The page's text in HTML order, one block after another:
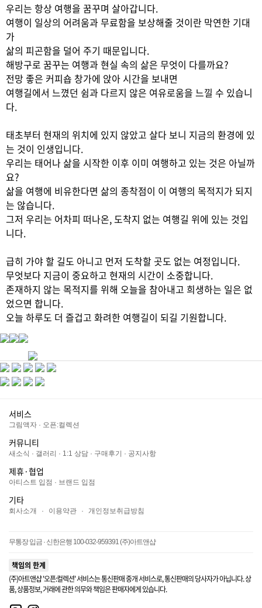
우리는 항상 여행을 꿈꾸며 살아갑니다.
여행이 일상의 어려움과 무료함을 보상해줄 것이란 막연한 기대
가
삶의 피곤함을 덜어 주기 때문입니다.
해방구로 꿈꾸는 여행과 현실 속의 삶은 무엇이 다를까요?
전망 좋은 커피숍 창가에 앉아 시간을 보내면
여행길에서 느꼈던 쉼과 다르지 않은 여유로움을 느낄 수 있습니
다.
태초부터 현재의 위치에 있지 않았고 살다 보니 지금의 환경에 있
는 것이 인생입니다.
우리는 태어나 삶을 시작한 이후 이미 여행하고 있는 것은 아닐까
요?
삶을 여행에 비유한다면 삶의 종착점이 이 여행의 목적지가 되지
는 않습니다.
그저 우리는 어차피 떠나온, 도착지 없는 여행길 위에 있는 것입
니다.
급히 가야 할 길도 아니고 먼저 도착할 곳도 없는 여정입니다.
무엇보다 지금이 중요하고 현재의 시간이 소중합니다.
존재하지 않는 목적지를 위해 오늘을 참아내고 희생하는 일은 없
었으면 합니다.
오늘 하루도 더 즐겁고 화려한 여행길이 되길 기원합니다.
서비스
그림액자 · 오픈:컬렉션
커뮤니티
새소식 · 갤러리 · 1:1 상담 · 구매후기 · 공지사항
제휴·협업
아티스트 입점 · 브랜드 입점
기타
회사소개 · 이용약관 · 개인정보취급방침
무통장 입금 · 신한은행 100-032-959391 (주)아트앤샵
책임의 한계
(주)아트앤샵 '오픈:컬렉션' 서비스는 통신판매 중개 서비스로, 통신판매의 당사자가 아닙니다. 상
품, 상품정보, 거래에 관한 의무와 책임은 판매자에게 있습니다.